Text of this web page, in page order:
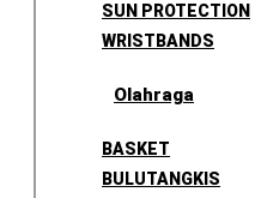
SUN PROTECTION
WRISTBANDS
Olahraga
BASKET
BULUTANGKIS